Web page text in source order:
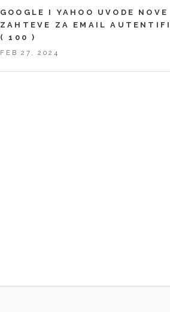
GOOGLE I YAHOO UVODE NOVE
ZAHTEVE ZA EMAIL
( 100 )
FEB 27, 2024